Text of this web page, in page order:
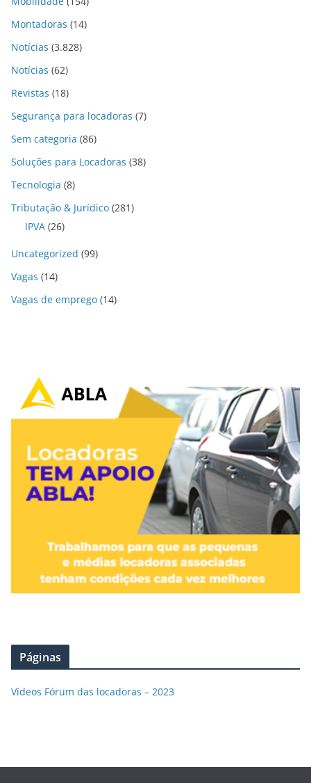
Montadoras (14)
Notícias (3.828)
Notícias (62)
Revistas (18)
Segurança para locadoras (7)
Sem categoria (86)
Soluções para Locadoras (38)
Tecnologia (8)
Tributação & Jurídico (281)
IPVA (26)
Uncategorized (99)
Vagas (14)
Vagas de emprego (14)
Páginas
Vídeos Fórum das locadoras – 2023